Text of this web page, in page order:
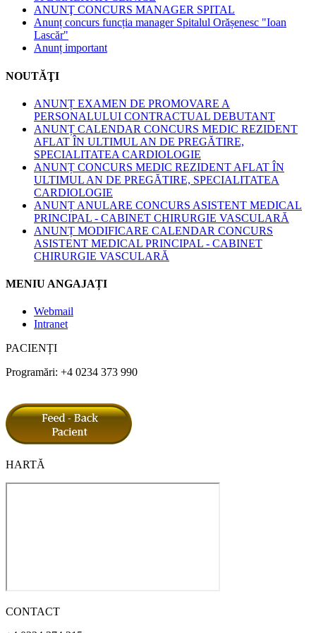
ANUNŢ CONCURS MANAGER SPITAL
Anunț concurs funcția manager Spitalul Orășenesc "Ioan
Lascăr"
Anunț important
NOUTĂŢI
ANUNȚ EXAMEN DE PROMOVARE A
PERSONALULUI CONTRACTUAL DEBUTANT
ANUNȚ CALENDAR CONCURS MEDIC REZIDENT
AFLAT ÎN ULTIMUL AN DE PREGĂTIRE,
SPECIALITATEA CARDIOLOGIE
ANUNȚ CONCURS MEDIC REZIDENT AFLAT ÎN
ULTIMUL AN DE PREGĂTIRE, SPECIALITATEA
CARDIOLOGIE
ANUNȚ ANULARE CONCURS ASISTENT MEDICAL
PRINCIPAL - CABINET CHIRURGIE VASCULARĂ
ANUNȚ MODIFICARE CALENDAR CONCURS
ASISTENT MEDICAL PRINCIPAL - CABINET
CHIRURGIE VASCULARĂ
MENIU ANGAJAȚI
Webmail
Intranet
PACIENȚI
Programări: +4 0234 373 990
HARTĂ
CONTACT